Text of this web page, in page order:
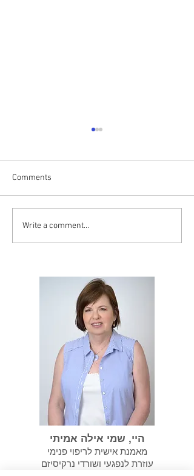
במידה ועברנו התעללות
נרקיסיסטית אנחנו צריכים
Comments
Write a comment...
היי, שמי אילה אמיתי
מאמנת אישית לריפוי פנימי
עוזרת לנפגעי ושורדי נרקיסיזם